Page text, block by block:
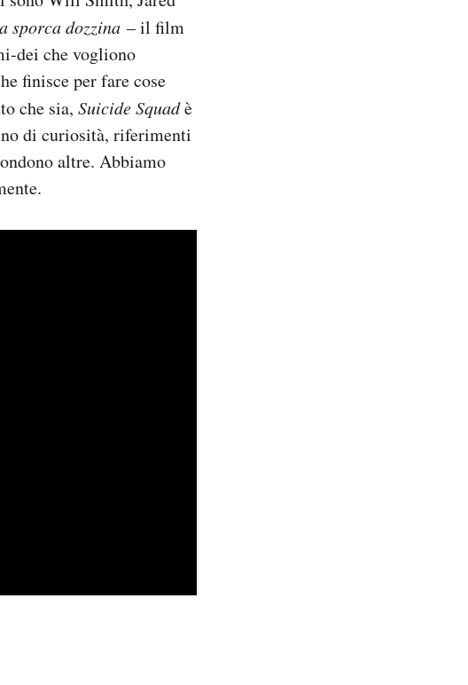
sporca dozzina – il film
dei che vogliono
finisce per fare cose
che sia, Suicide Squadè
di curiosità, riferimenti
altre. Abbiamo